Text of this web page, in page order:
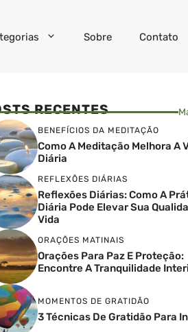
Sobre Contato
RECENTES
BENEFÍCIOS DA MEDITAÇÃO
Como A Meditação Melhora A
Diária
REFLEXÕES DIÁRIAS
Reflexões Diárias: Como A
Diária Pode Elevar Sua
Vida
ORAÇÕES MATINAIS
Orações Para Paz E Proteção:
Encontre A Tranquilidade
MOMENTOS DE GRATIDÃO
3 Técnicas De Gratidão Para